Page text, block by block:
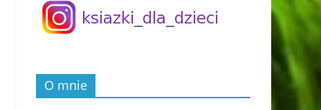
O mnie